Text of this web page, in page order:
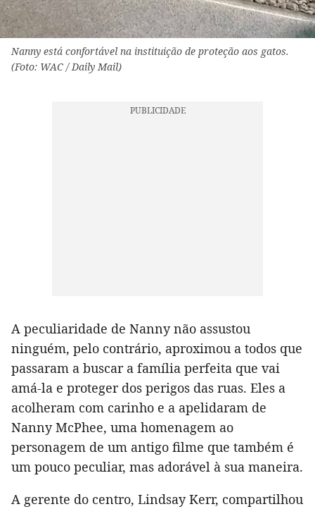
Nanny está confortável na instituição de proteção aos gatos.
(Foto: WAC / Daily Mail)
A peculiaridade de Nanny não assustou
ninguém, pelo contrário, aproximou a todos que
passaram a buscar a família perfeita que vai
amá-la e proteger dos perigos das ruas. Eles a
acolheram com carinho e a apelidaram de
Nanny McPhee, uma homenagem ao
personagem de um antigo filme que também é
um pouco peculiar, mas adorável à sua maneira.
A gerente do centro, Lindsay Kerr, compartilhou